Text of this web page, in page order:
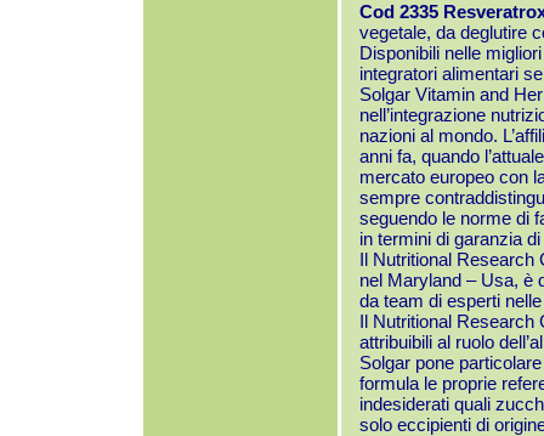
Cod 2335
vegetale, da deglutire
Disponibili nelle
integratori alimentari
Solgar Vitamin and
nell’integrazione
nazioni al mondo.
anni fa, quando
mercato europeo con
sempre
seguendo le norme di
in termini di garanzia
Il Nutritional Research
nel Maryland – Usa, è
da team di esperti
Il Nutritional Research
attribuibili al ruolo
Solgar pone
formula le proprie
indesiderati quali
solo eccipienti di